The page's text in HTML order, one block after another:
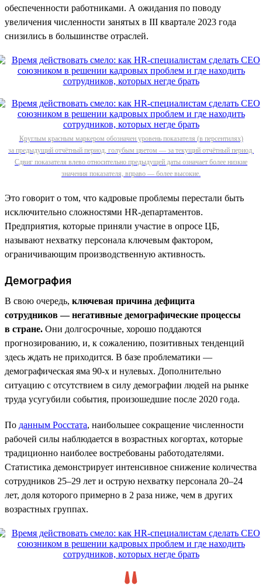
обеспеченности работниками. А ожидания по поводу
увеличения численности занятых в III квартале 2023 года
снизились в большинстве отраслей.
Круглым красным маркером обозначен уровень показателя (в персентилях)
за предыдущий отчётный период, голубым цветом — за текущий отчётный период.
Сдвиг показателя влево относительно предыдущей даты означает более низкие
значения показателя, вправо — более высокие.
Это говорит о том, что кадровые проблемы перестали быть
исключительно сложностями HR-департаментов.
Предприятия, которые приняли участие в опросе ЦБ,
называют нехватку персонала ключевым фактором,
ограничивающим производственную активность.
Демография
В свою очередь, ключевая причина дефицита
сотрудников — негативные демографические процессы
в стране. Они долгосрочные, хорошо поддаются
прогнозированию, и, к сожалению, позитивных тенденций
здесь ждать не приходится. В базе проблематики —
демографическая яма 90-х и нулевых. Дополнительно
ситуацию с отсутствием в силу демографии людей на рынке
труда усугубили события, произошедшие после 2020 года.
По данным Росстата, наибольшее сокращение численности
рабочей силы наблюдается в возрастных когортах, которые
традиционно наиболее востребованы работодателями.
Статистика демонстрирует интенсивное снижение количества
сотрудников 25–29 лет и острую нехватку персонала 20–24
лет, доля которого примерно в 2 раза ниже, чем в других
возрастных группах.